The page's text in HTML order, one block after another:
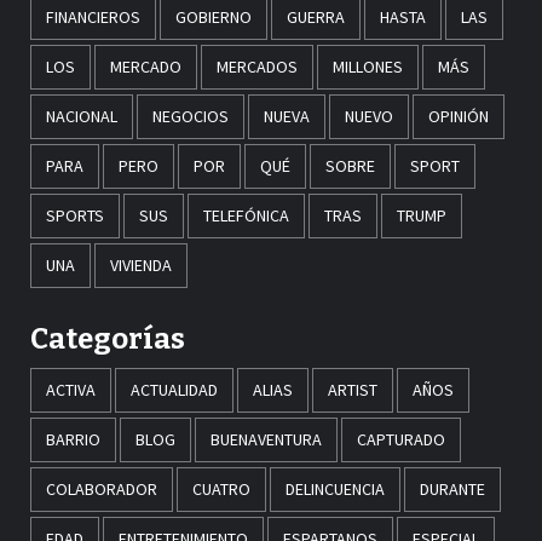
FINANCIEROS GOBIERNO GUERRA HASTA LAS
LOS MERCADO MERCADOS MILLONES MÁS
NACIONAL NEGOCIOS NUEVA NUEVO OPINIÓN
PARA PERO POR QUÉ SOBRE SPORT
SPORTS SUS TELEFÓNICA TRAS TRUMP
UNA VIVIENDA
Categorías
ACTIVA ACTUALIDAD ALIAS ARTIST AÑOS
BARRIO BLOG BUENAVENTURA CAPTURADO
COLABORADOR CUATRO DELINCUENCIA DURANTE